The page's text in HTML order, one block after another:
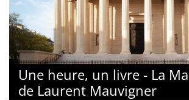
Une heure, un livre - La
de Laurent Mauvigner